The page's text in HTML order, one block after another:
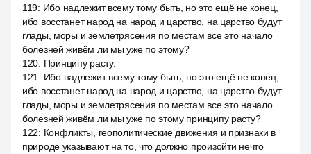
119: Ибо надлежит всему тому быть, но это ещё не конец,
ибо восстанет народ на народ и царство, на царство будут
глады, моры и землетрясения по местам все это начало
болезней живём ли мы уже по этому?
120: Принципу расту.
121 : Ибо надлежит всему тому быть, но это ещё не конец,
ибо восстанет народ на народ и царство, на царство будут
глады, моры и землетрясения по местам все это начало
болезней живём ли мы уже по этому принципу расту?
122: Конфликты, геополитические движения и признаки в
природе указывают на то, что должно произойти нечто